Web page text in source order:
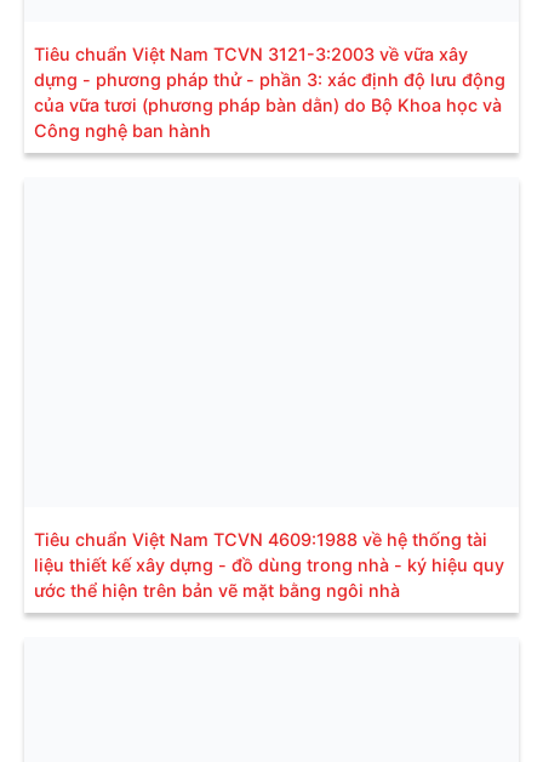
Tiêu chuẩn Việt Nam TCVN 3121-3:2003 về vữa xây
dựng - phương pháp thử - phần 3: xác định độ lưu động
của vữa tươi (phương pháp bàn dằn) do Bộ Khoa học và
Công nghệ ban hành
Tiêu chuẩn Việt Nam TCVN 4609:1988 về hệ thống tài
liệu thiết kế xây dựng - đồ dùng trong nhà - ký hiệu quy
ước thể hiện trên bản vẽ mặt bằng ngôi nhà